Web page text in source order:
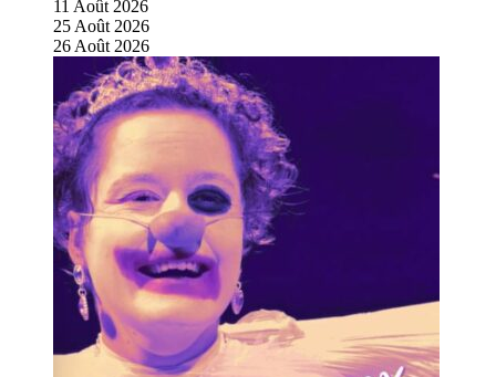
11 Août 2026
25 Août 2026
26 Août 2026